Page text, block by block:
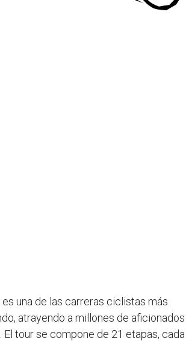
es una de las carreras ciclistas más
atrayendo a millones de aficionados
El tour se compone de 21 etapas, cada